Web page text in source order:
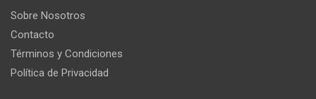
Sobre Nosotros
Contacto
Términos y Condiciones
Política de Privacidad